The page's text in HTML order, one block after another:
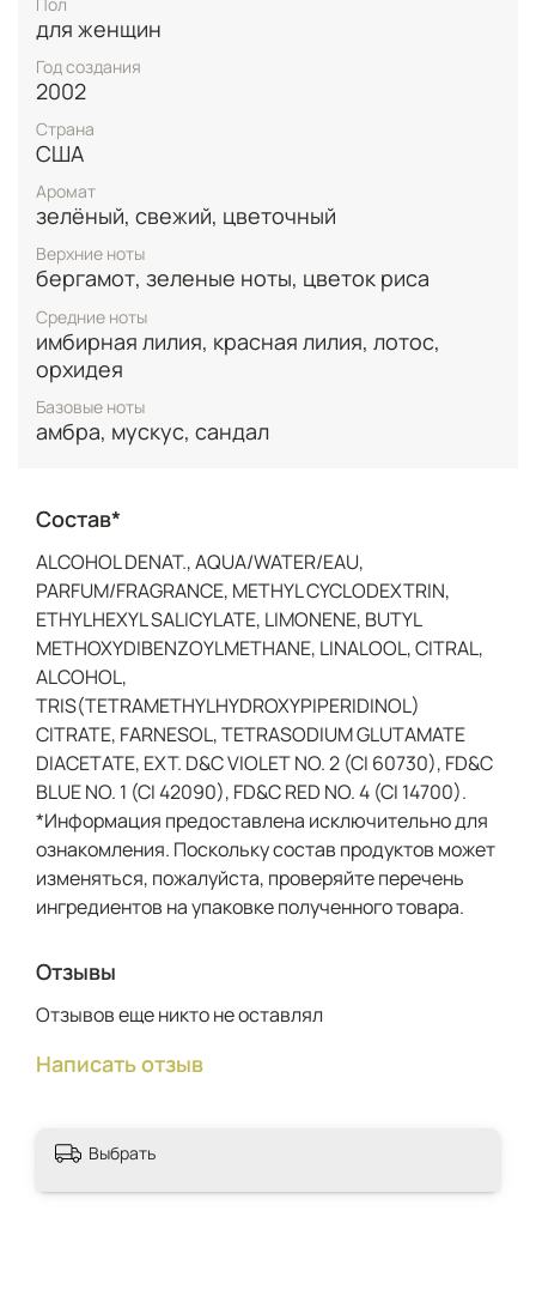
для женщин
Год создания
2002
Страна
США
Аромат
зелёный, свежий, цветочный
Верхние ноты
бергамот, зеленые ноты, цветок риса
Средние ноты
имбирная лилия, красная лилия, лотос,
орхидея
Базовые ноты
амбра, мускус, сандал
Состав*
ALCOHOL DENAT., AQUA/WATER/EAU,
PARFUM/FRAGRANCE, METHYL CYCLODEXTRIN,
ETHYLHEXYL SALICYLATE, LIMONENE, BUTYL
METHOXYDIBENZOYLMETHANE, LINALOOL, CITRAL,
ALCOHOL,
TRIS(TETRAMETHYLHYDROXYPIPERIDINOL)
CITRATE, FARNESOL, TETRASODIUM GLUTAMATE
DIACETATE, EXT. D&C VIOLET NO. 2 (CI 60730), FD&C
BLUE NO. 1 (CI 42090), FD&C RED NO. 4 (CI 14700).
*Информация предоставлена исключительно для
ознакомления. Поскольку состав продуктов может
изменяться, пожалуйста, проверяйте перечень
ингредиентов на упаковке полученного товара.
Отзывы
Отзывов еще никто не оставлял
Написать отзыв
Выбрать